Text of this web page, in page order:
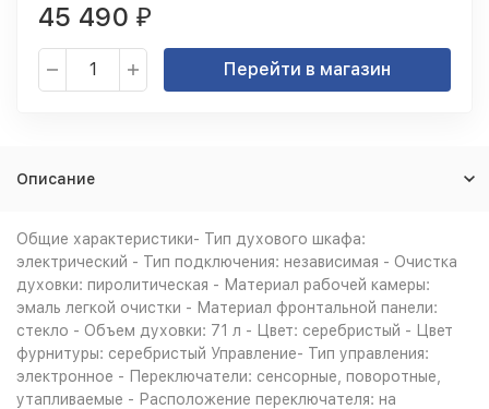
45 490 ₽
Перейти в магазин
Описание
Общие характеристики- Тип духового шкафа:
электрический - Тип подключения: независимая - Очистка
духовки: пиролитическая - Материал рабочей камеры:
эмаль легкой очистки - Материал фронтальной панели:
стекло - Объем духовки: 71 л - Цвет: серебристый - Цвет
фурнитуры: серебристый Управление- Тип управления:
электронное - Переключатели: сенсорные, поворотные,
утапливаемые - Расположение переключателя: на